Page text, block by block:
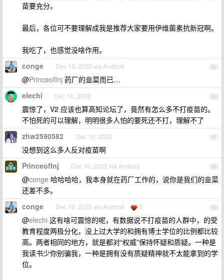
苗要充分。
最后，各位可不要理解成我是推荐大家要用伊维菌素抗新冠啊。
我吃了，也感觉没啥作用。
89
conge Dec 10, 2022 via Android
@PrinceofInj 药厂的韭菜而已…
90
elechi Dec 10, 2022
震惊了，V2 应该也算高知论坛了，竟然有怎么多不打疫苗的。
不怕死的可以理解，明明很多人怕的要死还不打，理解不了
91
zhw2590582 Dec 10, 2022
没想到这么多人反对疫苗啊
92
PrinceofInj Dec 10, 2022 via Android
@conge 哈哈哈哈，我本身就在药厂工作的，说你是我们的韭菜
还差不多。
93
conge Dec 10, 2022 via Android 5
@elechi 这有啥可震惊的呢，有数据说不打疫苗的人群中，的受
教育程度两极分化，没上过大学的和拥有博士学位的比例都比较
高。两者相同的地方，就是都对“权威”保持怀疑和质疑。一种是
我读书少你别骗我，一种是拥有没有质疑精神就不太能拿到的学
位。